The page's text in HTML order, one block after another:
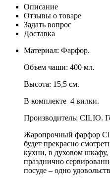
Описание
Отзывы о товаре
Задать вопрос
Доставка
Материал: Фарфор.
Объем чаши: 400 мл.
Высота: 15,5 см.
В комплекте 4 вилки.
Производитель: CILIO.
Жаропрочный фарфор
будет прекрасно
кухни, в духовом шкафу,
празднично
посуде – одно